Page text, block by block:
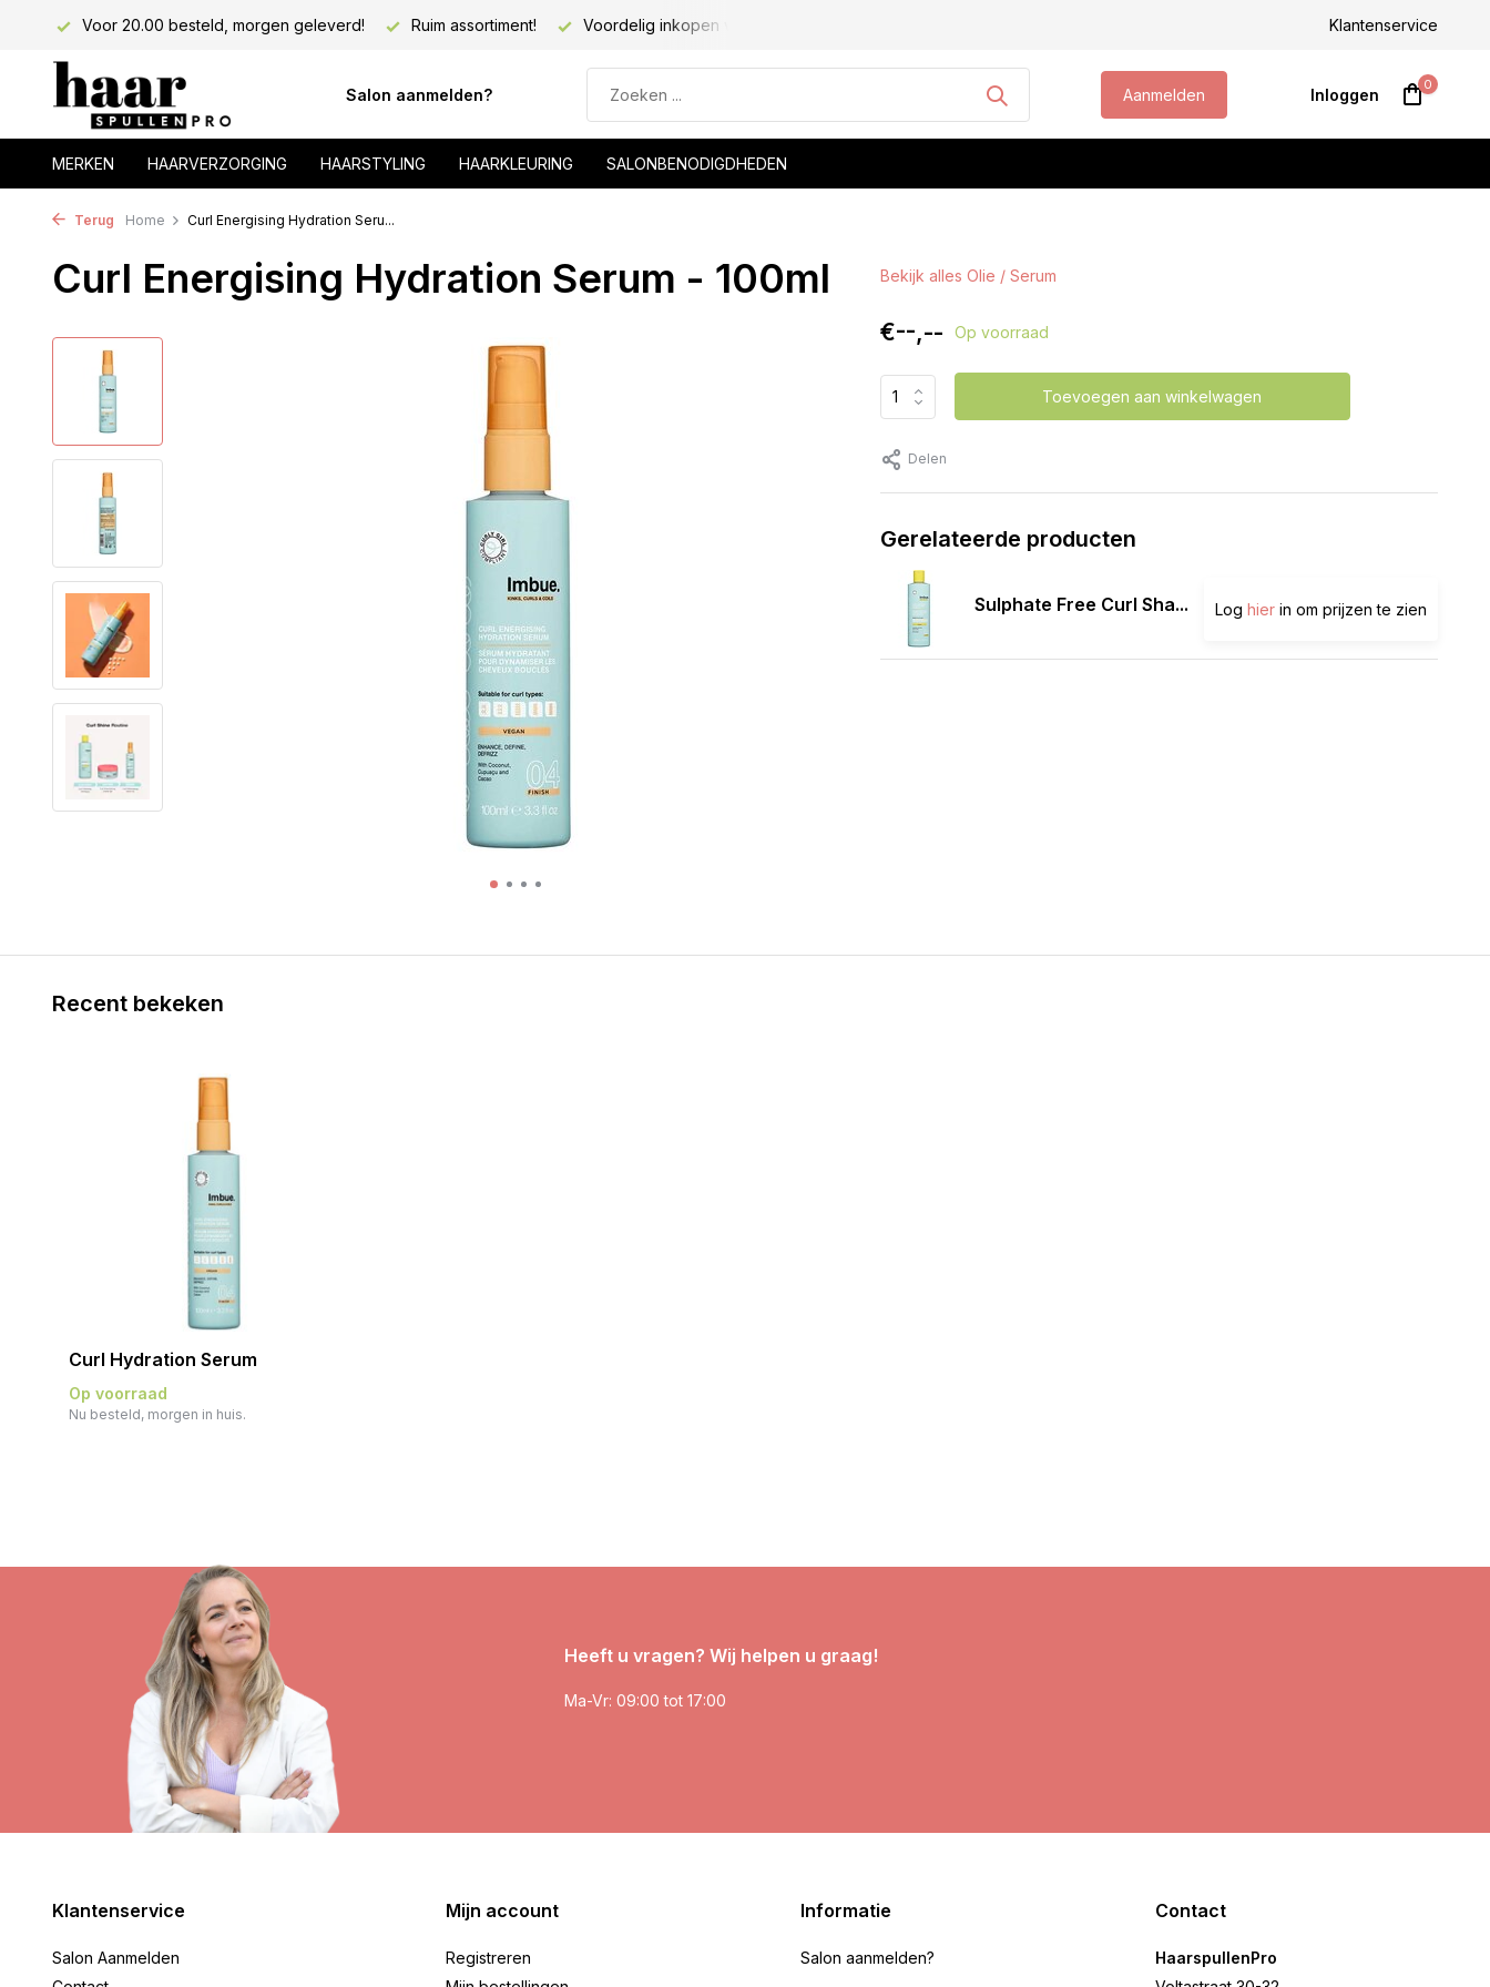
Voor 20.00 besteld, morgen geleverd! Ruim assortiment! Voordelig inkopen voor kapsalons! Klantenservice
Salon aanmelden? Aanmelden Inloggen
0
MERKEN HAARVERZORGING HAARSTYLING HAARKLEURING SALONBENODIGDHEDEN
Terug Home Curl Energising Hydration Seru...
Curl Energising Hydration Serum - 100ml Bekijk alles Olie / Serum
€--,-- Op voorraad
Toevoegen aan winkelwagen
Delen
Gerelateerde producten
Sulphate Free Curl Sha... Log hierin om prijzen te zien
Recent bekeken
Curl Hydration Serum
Op voorraad
Nu besteld, morgen in huis.
Heeft u vragen? Wij helpen u graag!
Ma-Vr: 09:00 tot 17:00
Klantenservice
Salon Aanmelden
Mijn account
Registreren
Informatie
Salon aanmelden?
Contact
HaarspullenPro